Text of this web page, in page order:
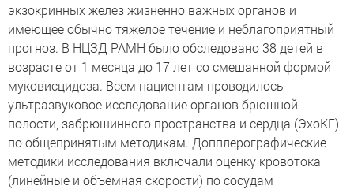
экзокринных желез жизненно важных органов и
имеющее обычно тяжелое течение и неблагоприятный
прогноз. В НЦЗД РАМН было обследовано 38 детей в
возрасте от 1 месяца до 17 лет со смешанной формой
муковисцидоза. Всем пациентам проводилось
ультразвуковое исследование органов брюшной
полости, забрюшинного пространства и сердца (ЭхоКГ)
по общепринятым методикам. Допплерографические
методики исследования включали оценку кровотока
(линейные и объемная скорости) по сосудам